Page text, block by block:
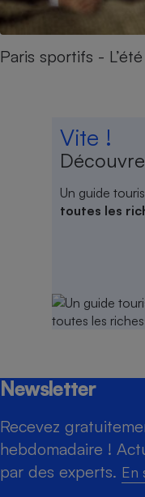
Paris sportifs -
Vite !
Un guide
toutes les
Newsletter
Recevez
hebdomadaire !
par des experts. En